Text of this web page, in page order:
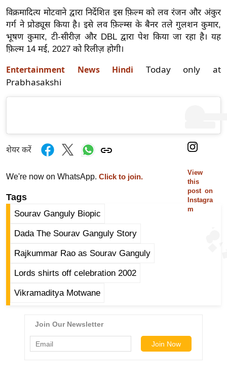
ल्म
स
मी
क्षा
r
e
g
e
w
इ
फ
इ
ल
विक्रमादित्य मोटवाने द्वारा निर्देशित इस फ़िल्म को लव रंजन और अंकुर
गर्ग ने प्रोड्यूस किया है। इसे लव फ़िल्म्स के बैनर तले गुलशन कुमार,
भूषण कुमार, टी-सीरीज़ और DBL द्वारा पेश किया जा रहा है। यह
फ़िल्म 14 मई, 2027 को रिलीज़ होगी।
Entertainment News Hindi Today only at
Prabhasakshi
View
this
post on
Instagra
m
शेयर करें
We're now on WhatsApp. Click to join.
Tags
Sourav Ganguly Biopic
Dada The Sourav Ganguly Story
Rajkummar Rao as Sourav Ganguly
Lords shirts off celebration 2002
Vikramaditya Motwane